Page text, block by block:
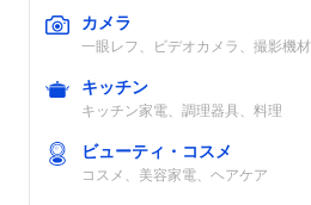
カメラ
一眼レフ、ビデオカメラ、撮影機材
キッチン
キッチン家電、調理器具、料理
ビューティ・コスメ
コスメ、美容家電、ヘアケア